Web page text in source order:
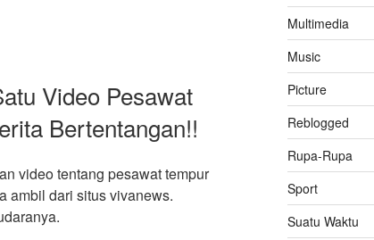
Video Pesawat
Bertentangan!!
video tentang pesawat tempur
ambil dari situs vivanews.
Multimedia
Music
Picture
Reblogged
Rupa-Rupa
Sport
Suatu Waktu